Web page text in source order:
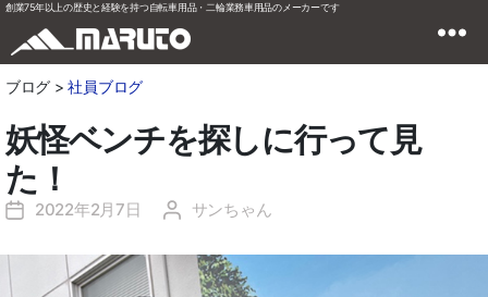
創業75年以上の歴史と経験を持つ自転車用品・二輪業務車用品のメーカーです
ブログ >社員ブログ
妖怪ベンチを探しに行って見
た！
投
日
2022年2月7日
投
者
サンちゃん